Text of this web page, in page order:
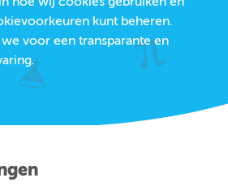
kunt beheren.
voor een transparante en